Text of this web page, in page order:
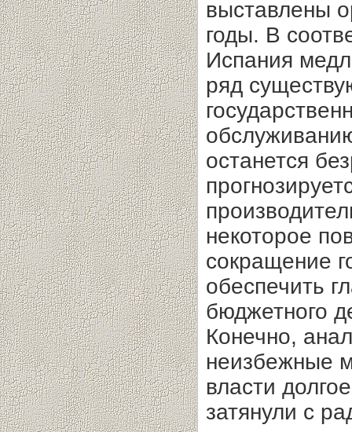
выставлены
годы. В
Испания
ряд
останется
некоторое
сокращение
обеспечить
бюджетного
Конечно,
неизбежные
власти
затянули с